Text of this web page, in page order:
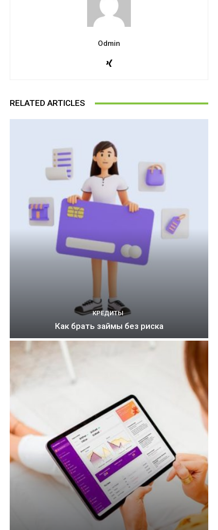
Odmin
RELATED ARTICLES
КРЕДИТЫ
Как брать займы без риска